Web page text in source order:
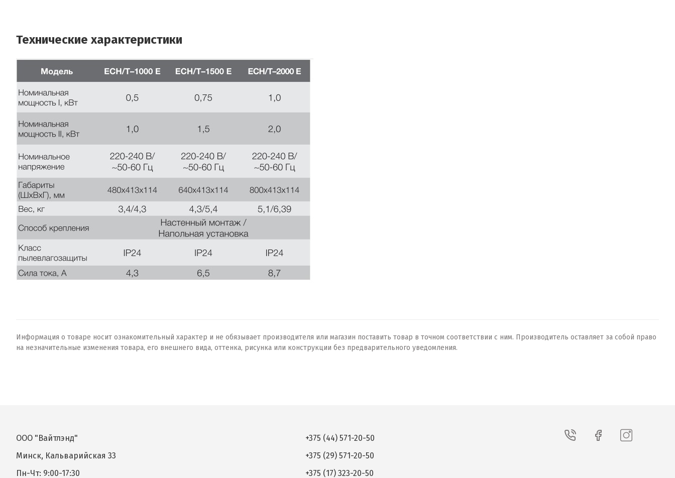
Технические характеристики
Информация о товаре носит ознакомительный характер и не обязывает производителя или магазин поставить товар в точном соответствии с ним. Производитель оставляет за собой право
на незначительные изменения товара, его внешнего вида, оттенка, рисунка или конструкции без предварительного уведомления.
ООО "Вайтлэнд"
Минск, Кальварийская 33
Пн-Чт: 9:00-17:30
+375 (44) 571-20-50
+375 (29) 571-20-50
+375 (17) 323-20-50